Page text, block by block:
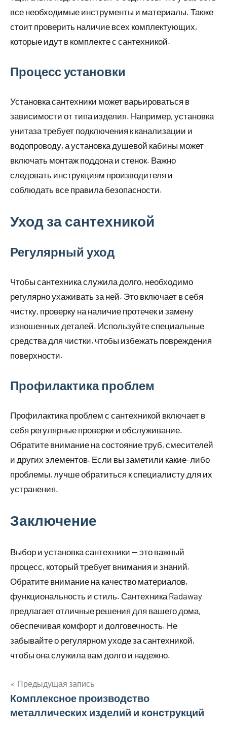
все необходимые инструменты и материалы. Также
стоит проверить наличие всех комплектующих,
которые идут в комплекте с сантехникой.
Процесс установки
Установка сантехники может варьироваться в
зависимости от типа изделия. Например, установка
унитаза требует подключения к канализации и
водопроводу, а установка душевой кабины может
включать монтаж поддона и стенок. Важно
следовать инструкциям производителя и
соблюдать все правила безопасности.
Уход за сантехникой
Регулярный уход
Чтобы сантехника служила долго, необходимо
регулярно ухаживать за ней. Это включает в себя
чистку, проверку на наличие протечек и замену
изношенных деталей. Используйте специальные
средства для чистки, чтобы избежать повреждения
поверхности.
Профилактика проблем
Профилактика проблем с сантехникой включает в
себя регулярные проверки и обслуживание.
Обратите внимание на состояние труб, смесителей
и других элементов. Если вы заметили какие-либо
проблемы, лучше обратиться к специалисту для их
устранения.
Заключение
Выбор и установка сантехники — это важный
процесс, который требует внимания и знаний.
Обратите внимание на качество материалов,
функциональность и стиль. Сантехника Radaway
предлагает отличные решения для вашего дома,
обеспечивая комфорт и долговечность. Не
забывайте о регулярном уходе за сантехникой,
чтобы она служила вам долго и надежно.
Навигация
по
Предыдущая запись
Комплексное производство
металлических изделий и конструкций